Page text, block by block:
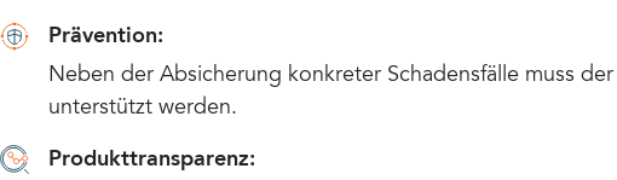
Prävention:
Neben der Absicherung konkreter Schadensfälle muss
unterstützt werden.
Produkttransparenz: